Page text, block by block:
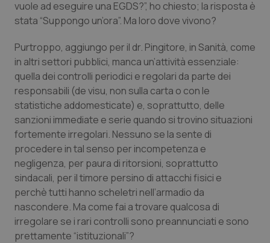
Sardegna
Sicilia
Toscana
Umbria
Valle D’Aosta
Veneto
Malattia di Crohn & Rettocolite Ulcerosa
Neuroscienze & patologie neurodegenerative
Obesità
Oftalmologia
Oncodermatologia
Oncoematologia
vuole ad eseguire una EGDS?”, ho chiesto; la risposta è
stata “Suppongo un’ora”. Ma loro dove vivono?
Purtroppo, aggiungo per il dr. Pingitore, in Sanità, come
in altri settori pubblici, manca un’attività essenziale:
quella dei controlli periodici e regolari da parte dei
responsabili (de visu, non sulla carta o con le
statistiche addomesticate) e, soprattutto, delle
sanzioni immediate e serie quando si trovino situazioni
fortemente irregolari. Nessuno se la sente di
procedere in tal senso per incompetenza e
negligenza, per paura di ritorsioni, soprattutto
sindacali, per il timore persino di attacchi fisici e
perchè tutti hanno scheletri nell’armadio da
nascondere. Ma come fai a trovare qualcosa di
irregolare se i rari controlli sono preannunciati e sono
prettamente “istituzionali”?